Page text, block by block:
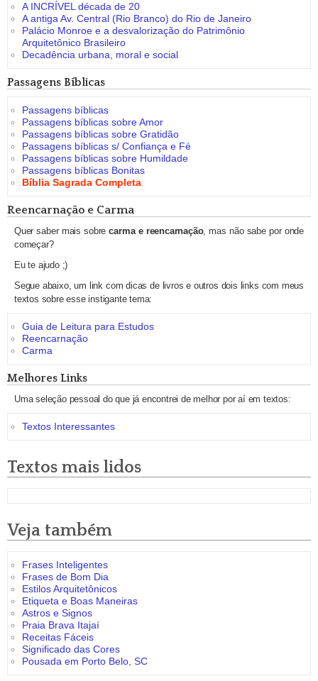
A INCRÍVEL década de 20
A antiga Av. Central (Rio Branco) do Rio de Janeiro
Palácio Monroe e a desvalorização do Patrimônio
Arquitetônico Brasileiro
Decadência urbana, moral e social
Passagens Bíblicas
Passagens bíblicas
Passagens bíblicas sobre Amor
Passagens bíblicas sobre Gratidão
Passagens bíblicas s/ Confiança e Fé
Passagens bíblicas sobre Humildade
Passagens bíblicas Bonitas
Bíblia Sagrada Completa
Reencarnação e Carma
Quer saber mais sobrecarma e reencarnação, mas não sabe por onde
começar?
Eu te ajudo ;)
Segue abaixo, um link com dicas de livros e outros dois links com meus
textos sobre esse instigante tema:
Guia de Leitura para Estudos
Reencarnação
Carma
Melhores Links
Uma seleção pessoal do que já encontrei de melhor por aí em textos:
Textos Interessantes
Textos mais lidos
Veja também
Frases Inteligentes
Frases de Bom Dia
Estilos Arquitetônicos
Etiqueta e Boas Maneiras
Astros e Signos
Praia Brava Itajaí
Receitas Fáceis
Significado das Cores
Pousada em Porto Belo, SC